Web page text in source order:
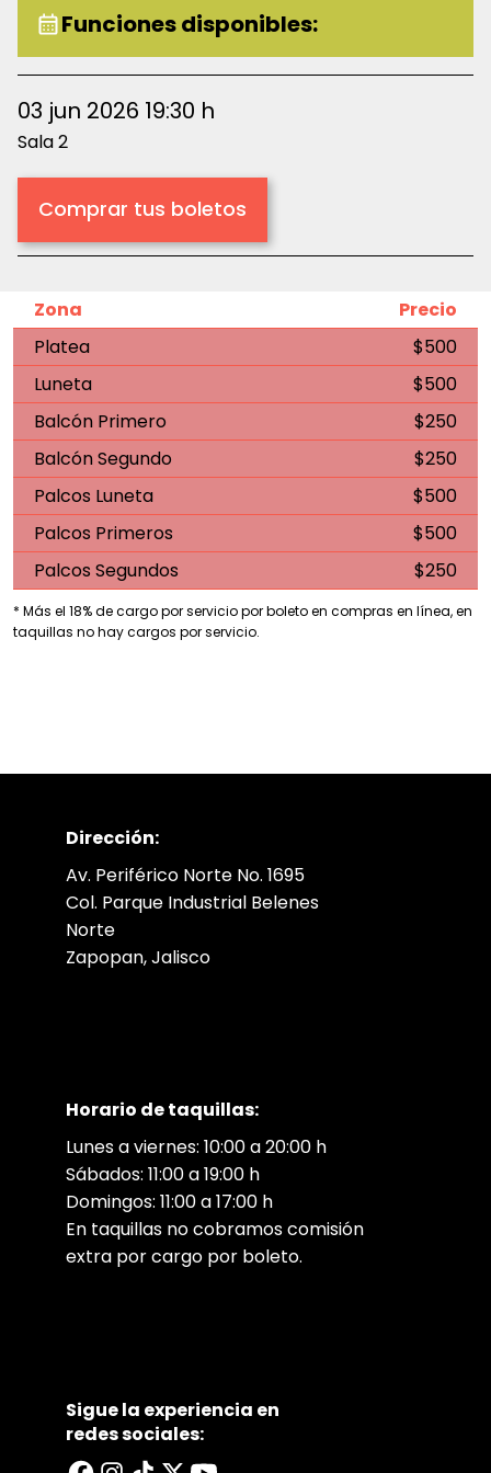
Funciones disponibles:
03 jun 2026 19:30 h
Sala 2
Comprar tus boletos
Zona
Precio
Platea
$500
Luneta
$500
Balcón Primero
$250
Balcón Segundo
$250
Palcos Luneta
$500
Palcos Primeros
$500
Palcos Segundos
$250
* Más el 18% de cargo por servicio por boleto en compras en línea, en
taquillas no hay cargos por servicio.
Dirección:
Av. Periférico Norte No. 1695
Col. Parque Industrial Belenes
Norte
Zapopan, Jalisco
Horario de taquillas:
Lunes a viernes: 10:00 a 20:00 h
Sábados: 11:00 a 19:00 h
Domingos: 11:00 a 17:00 h
En taquillas no cobramos comisión
extra por cargo por boleto.
Sigue la experiencia en
redes sociales: